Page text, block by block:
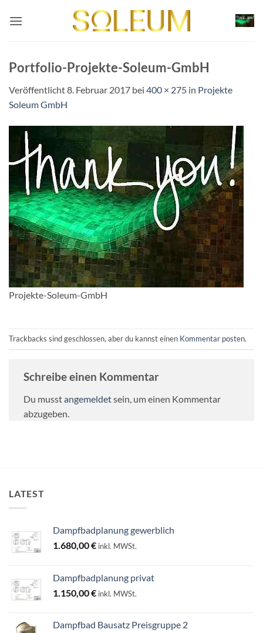
Inhalt
Portfolio-Projekte-Soleum-GmbH
Veröffentlicht8. Februar 2017 bei 400 × 275 in Projekte
Soleum GmbH
Projekte-Soleum-GmbH
Trackbacks sind geschlossen, aber du kannst einen Kommentar posten.
Schreibe einen Kommentar
Du musstangemeldetsein, um einen Kommentar
abzugeben.
LATEST
Dampfbadplanung gewerblich
1.680,00€ inkl. MWSt.
Dampfbadplanung privat
1.150,00€ inkl. MWSt.
Dampfbad Bausatz Preisgruppe 2